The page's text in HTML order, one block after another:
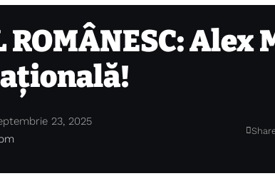
ROMÂNESC:
23, 2025